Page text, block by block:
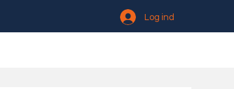
Log ind